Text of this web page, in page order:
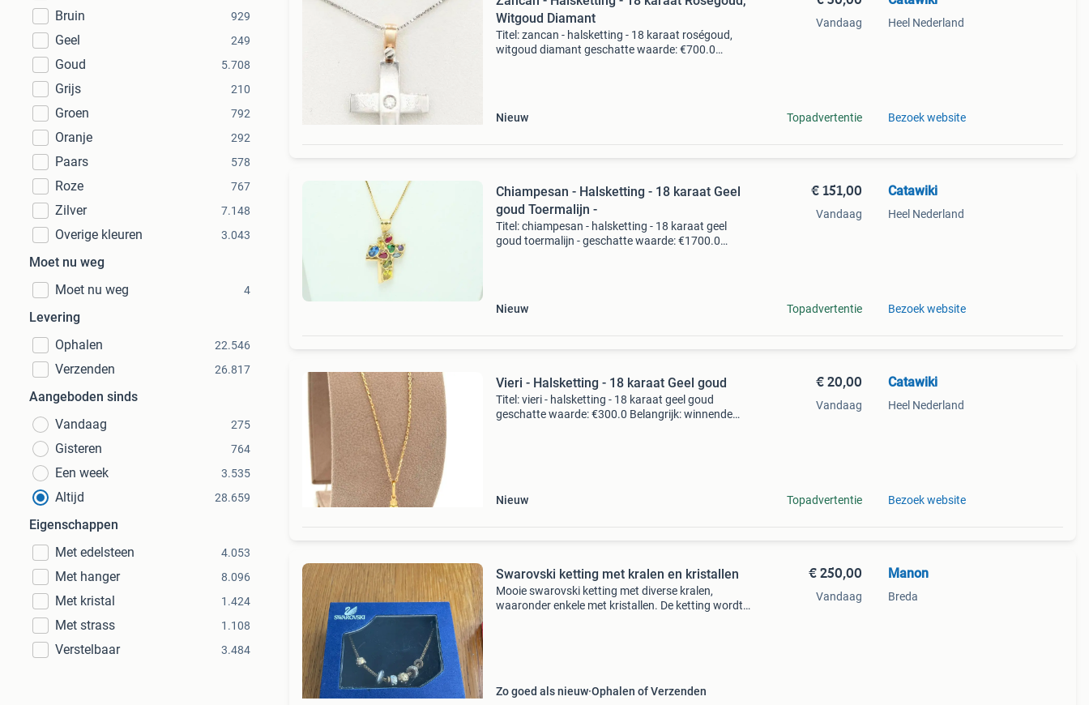
Bruin 929
Geel 249
Goud 5.708
Grijs 210
Groen 792
Oranje 292
Paars 578
Roze 767
Zilver 7.148
Overige kleuren 3.043
Moet nu weg
Moet nu weg
4
Levering
Ophalen
22.546
Verzenden 26.817
Aangeboden sinds
Vandaag
275
Gisteren 764
Een week 3.535
Altijd 28.659
Eigenschappen
Met edelsteen
4.053
Met hanger 8.096
Met kristal 1.424
Met strass 1.108
Verstelbaar 3.484
Witgoud Diamant
Titel: zancan - halsketting - 18 karaat roségoud,
witgoud diamant geschatte waarde: €700.0
Nieuw
Vandaag
Topadvertentie
Heel Nederland
Bezoek website
Chiampesan - Halsketting - 18 karaat Geel
goud Toermalijn -
Titel: chiampesan - halsketting - 18 karaat geel
goud toermalijn - geschatte waarde: €1700.0
Nieuw
€ 151,00
Vandaag
Topadvertentie
Catawiki
Heel Nederland
Bezoek website
Vieri - Halsketting - 18 karaat Geel goud
Titel: vieri - halsketting - 18 karaat geel goud
geschatte waarde: €300.0 Belangrijk: winnende
Nieuw
€ 20,00
Vandaag
Topadvertentie
Catawiki
Heel Nederland
Bezoek website
Swarovski ketting met kralen en kristallen
Mooie swarovski ketting met diverse kralen,
waaronder enkele met kristallen. De ketting wordt
Zo goed als nieuw Ophalen of Verzenden
€ 250,00
Vandaag
Manon
Breda